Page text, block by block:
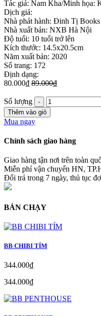
Tác giả: Nam Kha/Minh họa:
Dịch giả:
Nhà phát hành: Đinh Tị Books
Nhà xuất bản: NXB Hà Nội
Độ tuổi: 10 tuổi trở lên
Kích thước: 14.5x20.5cm
Năm xuất bản: 2020
Số trang: 172
Định dạng:
80.000₫ 89.000₫
Số lượng
Thêm vào giỏ
Mua ngay
Chính sách giao hàng
Giao hàng tận nơi trên toàn
Miễn phí vận chuyển HN,
Đổi trả trong 7 ngày, thủ tục
BÁN CHẠY
BB CHIBI TÍM
344.000₫
344.000₫